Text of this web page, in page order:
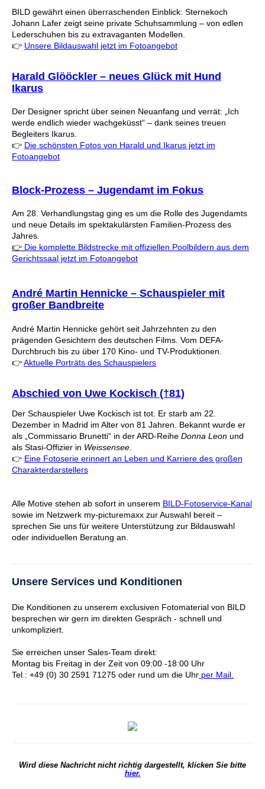
BILD gewährt einen überraschenden Einblick: Sternekoch
Johann Lafer zeigt seine private Schuhsammlung – von edlen
Lederschuhen bis zu extravaganten Modellen.
👉 Unsere Bildauswahl jetzt im Fotoangebot
Harald Glööckler – neues Glück mit Hund
Ikarus
Der Designer spricht über seinen Neuanfang und verrät: „Ich
werde endlich wieder wachgeküsst“ – dank seines treuen
Begleiters Ikarus.
👉 Die schönsten Fotos von Harald und Ikarus jetzt im
Fotoangebot
Block-Prozess – Jugendamt im Fokus
Am 28. Verhandlungstag ging es um die Rolle des Jugendamts
und neue Details im spektakulärsten Familien-Prozess des
Jahres.
👉 Die komplette Bildstrecke mit offiziellen Poolbildern aus dem
Gerichtssaal jetzt im Fotoangebot
André Martin Hennicke – Schauspieler mit
großer Bandbreite
André Martin Hennicke gehört seit Jahrzehnten zu den
prägenden Gesichtern des deutschen Films. Vom DEFA-
Durchbruch bis zu über 170 Kino- und TV-Produktionen.
👉Aktuelle Porträts des Schauspielers
Abschied von Uwe Kockisch (†81)
Der Schauspieler Uwe Kockisch ist tot. Er starb am 22.
Dezember in Madrid im Alter von 81 Jahren. Bekannt wurde er
als „Commissario Brunetti“ in der ARD-Reihe Donna Leon und
als Stasi-Offizier in Weissensee
👉 Eine Fotoserie erinnert an Leben und Karriere des großen
Charakterdarstellers
Alle Motive stehen ab sofort in unserem BILD-Fotoservice-Kanal
sowie im Netzwerk my-picturemaxx zur Auswahl bereit –
sprechen Sie uns für weitere Unterstützung zur Bildauswahl
oder individuellen Beratung an.
Unsere Services und Konditionen
Die Konditionen zu unserem exclusiven Fotomaterial von BILD
besprechen wir gern im direkten Gespräch - schnell und
unkompliziert.
Sie erreichen unser Sales-Team direkt:
Montag bis Freitag in der Zeit von 09:00 -18:00 Uhr
Tel.: +49 (0) 30 2591 71275 oder rund um die Uhr per Mail.
Wird diese Nachricht nicht richtig dargestellt, klicken Sie bitte
hier.